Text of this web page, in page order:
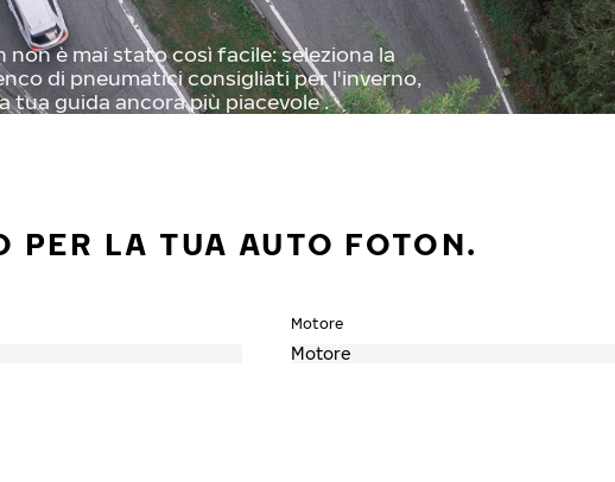
è mai stato così facile: seleziona la
di pneumatici consigliati per l'inverno,
guida ancora più piacevole .
PER LA TUA AUTO FOTON.
Motore